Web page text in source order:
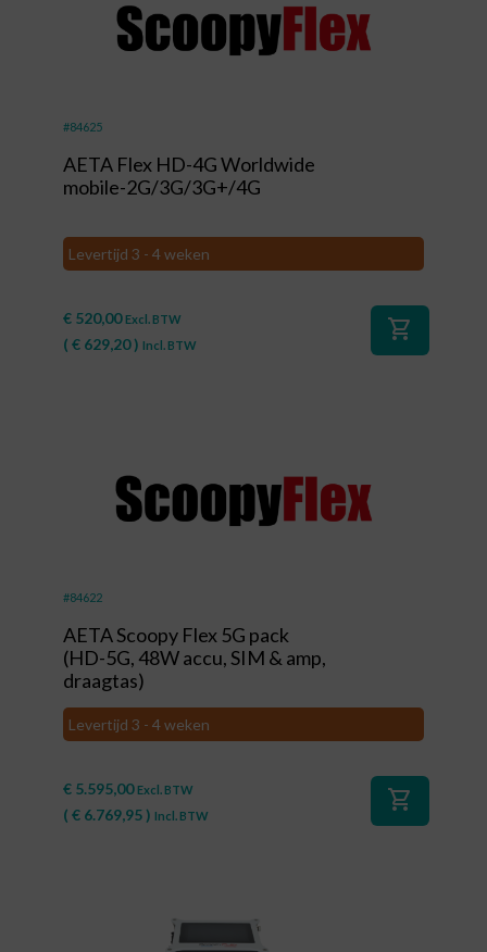
#84625
AETA Flex HD-4G Worldwide
mobile-2G/3G/3G+/4G
Levertijd 3 - 4 weken
€ 520,00 Excl. BTW
( € 629,20) Incl. BTW
shopping_cart
#84622
AETA Scoopy Flex 5G pack
(HD-5G, 48W accu, SIM & amp,
draagtas)
Levertijd 3 - 4 weken
€ 5.595,00 Excl. BTW
( € 6.769,95) Incl. BTW
shopping_cart